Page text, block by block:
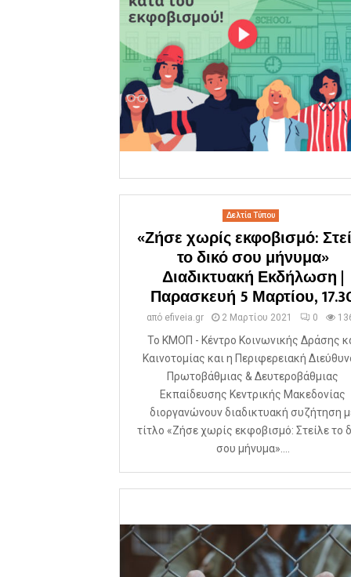
Δελτία Τύπου
«Ζήσε χωρίς εκφοβισμό:
το δικό σου μήνυμα»
Διαδικτυακή Εκδήλωση |
Παρασκευή 5 Μαρτίου,
από efiveia.gr 2 Μαρτίου 2021 0
Το ΚΜΟΠ - Κέντρο Κοινωνικής Δράσης
Καινοτομίας και η Περιφερειακή
Πρωτοβάθμιας & Δευτεροβάθμιας
Εκπαίδευσης Κεντρικής Μακεδονίας
διοργανώνουν διαδικτυακή συζήτηση
τίτλο «Ζήσε χωρίς εκφοβισμό: Στείλε το
σου μήνυμα»....